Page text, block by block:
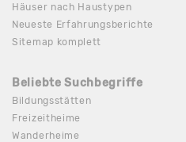
Häuser nach Haustypen
Neueste Erfahrungsberichte
Sitemap komplett
Beliebte Suchbegriffe
Bildungsstätten
Freizeitheime
Wanderheime